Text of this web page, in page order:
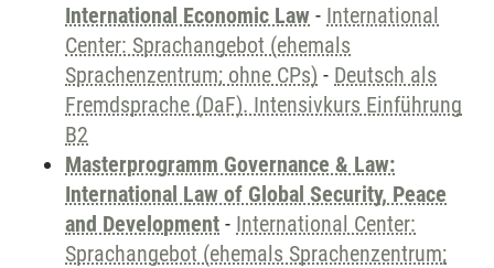
International Economic Law - International
Center: Sprachangebot (ehemals
Sprachenzentrum; ohne CPs) - Deutsch als
Fremdsprache (DaF). Intensivkurs Einführung
B2
Masterprogramm Governance & Law:
International Law of Global Security, Peace
and Development - International Center:
Sprachangebot (ehemals Sprachenzentrum;